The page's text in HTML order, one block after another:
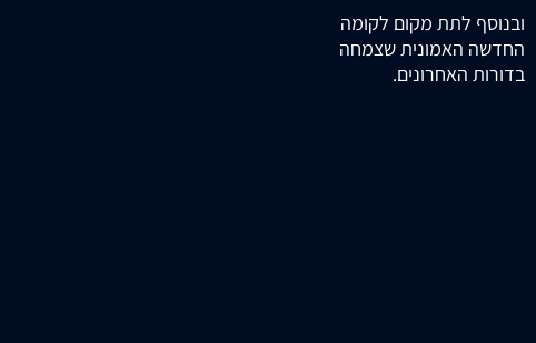
ובנוסף לתת מקום לקומה
החדשה האמונית שצמחה
בדורות האחרונים.